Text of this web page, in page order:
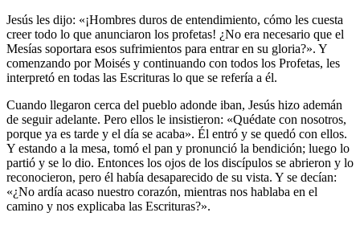
Jesús les dijo: «¡Hombres duros de entendimiento, cómo les cuesta
creer todo lo que anunciaron los profetas! ¿No era necesario que el
Mesías soportara esos sufrimientos para entrar en su gloria?». Y
comenzando por Moisés y continuando con todos los Profetas, les
interpretó en todas las Escrituras lo que se refería a él.
Cuando llegaron cerca del pueblo adonde iban, Jesús hizo ademán
de seguir adelante. Pero ellos le insistieron: «Quédate con nosotros,
porque ya es tarde y el día se acaba». Él entró y se quedó con ellos.
Y estando a la mesa, tomó el pan y pronunció la bendición; luego lo
partió y se lo dio. Entonces los ojos de los discípulos se abrieron y lo
reconocieron, pero él había desaparecido de su vista. Y se decían:
«¿No ardía acaso nuestro corazón, mientras nos hablaba en el
camino y nos explicaba las Escrituras?».